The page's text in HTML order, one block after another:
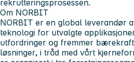
rekrutteringsprosessen.
Om NORBIT
NORBIT er en global leverandør
teknologi for utvalgte
utfordringer og fremmer
løsninger, i tråd med vårt